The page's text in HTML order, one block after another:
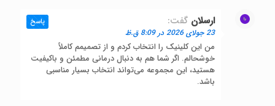
ارسلان گفت:
23 جولای 2026 در 8:09 ق.ظ
من این کلینیک را انتخاب کردم و از تصمیمم کاملاً
خوشحالم. اگر شما هم به دنبال درمانی مطمئن و باکیفیت
هستید، این مجموعه می‌تواند انتخاب بسیار مناسبی
باشد.
پاسخ